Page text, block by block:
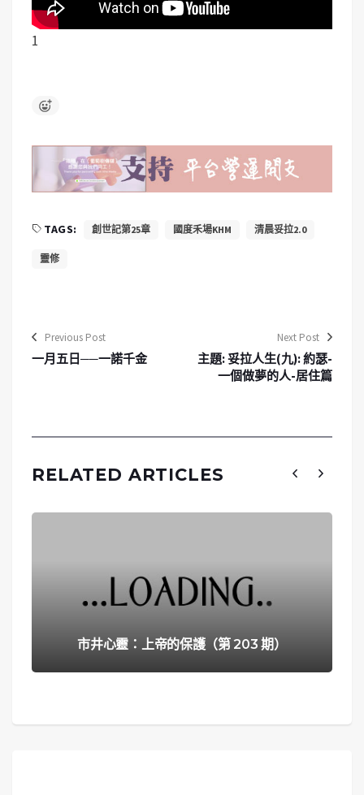
1
TAGS: 創世記第25章 國度禾場KHM 清晨妥拉2.0
靈修
Previous Post
一月五日──一諾千金
Next Post
主題: 妥拉人生(九): 約瑟-
一個做夢的人-居住篇
RELATED ARTICLES
市井心靈：上帝的保護（第 203 期）